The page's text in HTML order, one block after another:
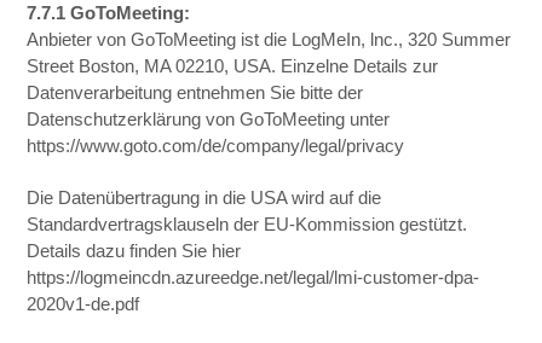
7.7.1 GoToMeeting:
Anbieter von GoToMeeting ist die LogMeIn, lnc., 320 Summer
Street Boston, MA 02210, USA. Einzelne Details zur
Datenverarbeitung entnehmen Sie bitte der
Datenschutzerklärung von GoToMeeting unter
https://www.goto.com/de/company/legal/privacy
Die Datenübertragung in die USA wird auf die
Standardvertragsklauseln der EU-Kommission gestützt.
Details dazu finden Sie hier
https://logmeincdn.azureedge.net/legal/lmi-customer-dpa-
2020v1-de.pdf